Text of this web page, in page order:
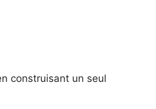
construisant un seul